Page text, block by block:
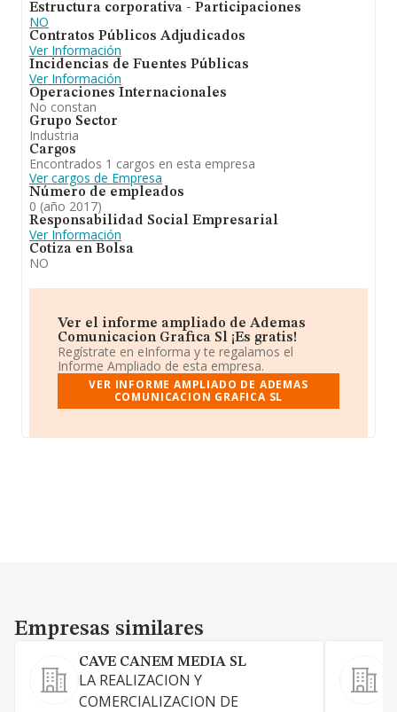
Estructura corporativa - Participaciones
NO
Contratos Públicos Adjudicados
Ver Información
Incidencias de Fuentes Públicas
Ver Información
Operaciones Internacionales
No constan
Grupo Sector
Industria
Cargos
Encontrados 1 cargos en esta empresa
Ver cargos de Empresa
Número de empleados
0 (año 2017)
Responsabilidad Social Empresarial
Ver Información
Cotiza en Bolsa
NO
Ver el informe ampliado de Ademas
Comunicacion Grafica Sl ¡Es gratis!
Regístrate en eInforma y te regalamos el
Informe Ampliado de esta empresa.
VER INFORME AMPLIADO DE ADEMAS
COMUNICACION GRAFICA SL
Empresas similares
Empresas similares
CAVE CANEM MEDIA SL
LA REALIZACION Y
COMERCIALIZACION DE